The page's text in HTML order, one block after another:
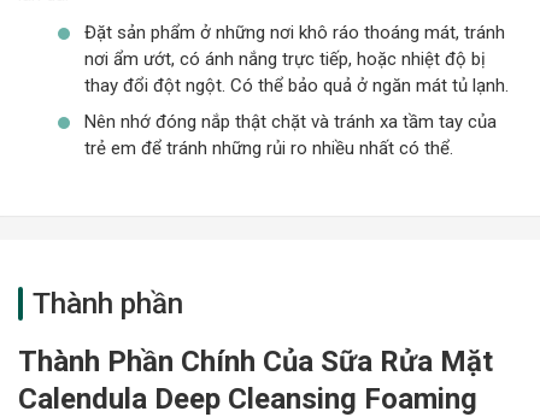
Đặt sản phẩm ở những nơi khô ráo thoáng mát, tránh
nơi ẩm ướt, có ánh nắng trực tiếp, hoặc nhiệt độ bị
thay đổi đột ngột. Có thể bảo quả ở ngăn mát tủ lạnh.
Nên nhớ đóng nắp thật chặt và tránh xa tầm tay của
trẻ em để tránh những rủi ro nhiều nhất có thể.
Thành phần
Thành Phần Chính Của Sữa Rửa Mặt
Calendula Deep Cleansing Foaming